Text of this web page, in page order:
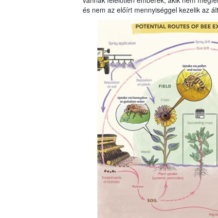
és nem az előírt mennyiséggel kezelik az